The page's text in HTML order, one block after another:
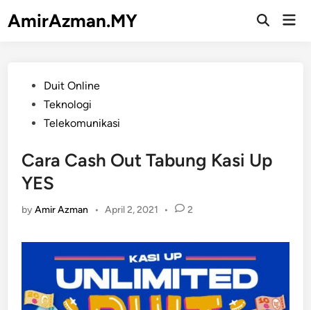
toAmirAzman.MY
Open
PostedDuit Online
Teknologi
Telekomunikasi
Cara Cash Out Tabung Kasi Up
YES
byAmir Azman • April 2, 2021 • 2